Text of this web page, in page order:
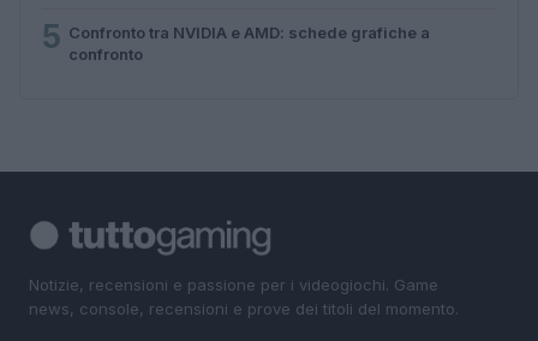
5 Confronto tra NVIDIA e AMD: schede grafiche a
confronto
Notizie, recensioni e passione per i videogiochi. Game
news, console, recensioni e prove dei titoli del momento.